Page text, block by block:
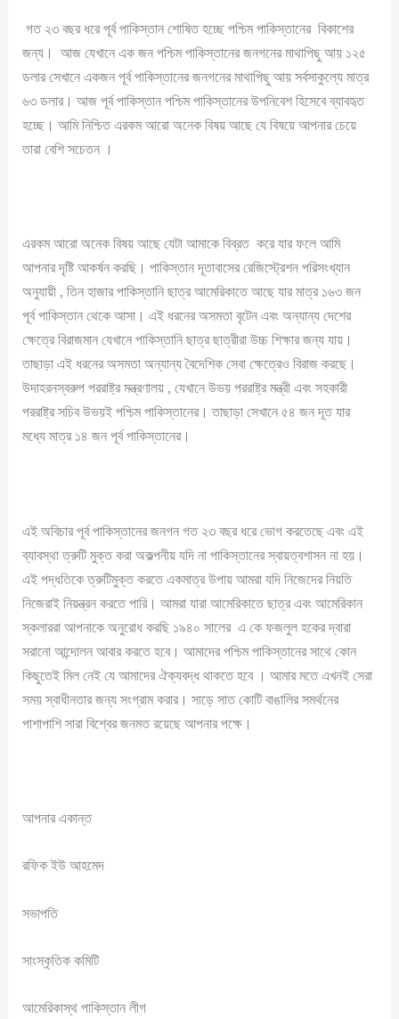
গত ২৩ বছর ধরে পূর্ব পাকিস্তান শোষিত হচ্ছে পশ্চিম পাকিস্তানের বিকাশের
জন্য। আজ যেখানে এক জন পশ্চিম পাকিস্তানের জনগনের মাথাপিছু আয় ১২৫
ডলার সেখানে একজন পূর্ব পাকিস্তানের জনগনের মাথাপিছু আয় সর্বসাকুল্যে মাত্র
৬৩ ডলার। আজ পূর্ব পাকিস্তান পশ্চিম পাকিস্তানের উপনিবেশ হিসেবে ব্যাবহৃত
হচ্ছে। আমি নিশ্চিত এরকম আরো অনেক বিষয় আছে যে বিষয়ে আপনার চেয়ে
তারা বেশি সচেতন ।
এরকম আরো অনেক বিষয় আছে যেটা আমাকে বিব্রত করে যার ফলে আমি
আপনার দৃষ্টি আকর্ষন করছি। পাকিস্তান দূতাবাসের রেজিস্ট্রেশন পরিসংখ্যান
অনুযায়ী , তিন হাজার পাকিস্তানি ছাত্র আমেরিকাতে আছে যার মাত্র ১৬৩ জন
পূর্ব পাকিস্তান থেকে আসা। এই ধরনের অসমতা বৃটেন এবং অন্যান্য দেশের
ক্ষেত্রে বিরাজমান যেখানে পাকিস্তানি ছাত্র ছাত্রীরা উচ্চ শিক্ষার জন্য যায়।
তাছাড়া এই ধরনের অসমতা অন্যান্য বৈদেশিক সেবা ক্ষেত্রেও বিরাজ করছে।
উদাহরনস্বরুপ পররাষ্ট্র মন্ত্রণালয় , যেখানে উভয় পররাষ্ট্র মন্ত্রী এবং সহকারী
পররাষ্ট্র সচিব উভয়ই পশ্চিম পাকিস্তানের। তাছাড়া সেখানে ৫৪ জন দূত যার
মধ্যে মাত্র ১৪ জন পূর্ব পাকিস্তানের।
এই অবিচার পূর্ব পাকিস্তানের জনগন গত ২৩ বছর ধরে ভোগ করতেছে এবং এই
ব্যাবস্থা ত্রুটি মুক্ত করা অকল্পনীয় যদি না পাকিস্তানের স্বায়ত্বশাসন না হয়।
এই পদ্ধতিকে ত্রুটিমুক্ত করতে একমাত্র উপায় আমরা যদি নিজেদের নিয়তি
নিজেরাই নিয়ন্ত্রন করতে পারি। আমরা যারা আমেরিকাতে ছাত্র এবং আমেরিকান
স্কলাররা আপনাকে অনুরোধ করছি ১৯৪০ সালের এ কে ফজলুল হকের দ্বারা
সরানো আন্দোলন আবার করতে হবে। আমাদের পশ্চিম পাকিস্তানের সাথে কোন
কিছুতেই মিল নেই যে আমাদের ঐক্যবদ্ধ থাকতে হবে । আমার মতে এখনই সেরা
সময় স্বাধীনতার জন্য সংগ্রাম করার। সাড়ে সাত কোটি বাঙালির সমর্থনের
পাশাপাশি সারা বিশ্বের জনমত রয়েছে আপনার পক্ষে।
আপনার একান্ত
রফিক ইউ আহমেদ
সভাপতি
সাংস্কৃতিক কমিটি
আমেরিকাস্থ পাকিস্তান লীগ